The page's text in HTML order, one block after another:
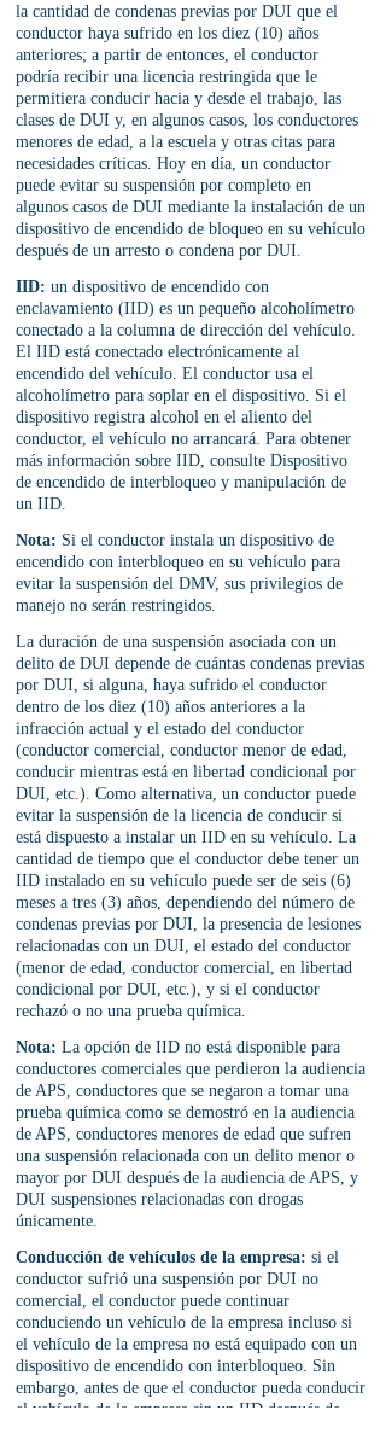
la cantidad de condenas previas por DUI que el
conductor haya sufrido en los diez (10) años
anteriores; a partir de entonces, el conductor
podría recibir una licencia restringida que le
permitiera conducir hacia y desde el trabajo, las
clases de DUI y, en algunos casos, los conductores
menores de edad, a la escuela y otras citas para
necesidades críticas. Hoy en día, un conductor
puede evitar su suspensión por completo en
algunos casos de DUI mediante la instalación de un
dispositivo de encendido de bloqueo en su vehículo
después de un arresto o condena por DUI.
IID: un dispositivo de encendido con
enclavamiento (IID) es un pequeño alcoholímetro
conectado a la columna de dirección del vehículo.
El IID está conectado electrónicamente al
encendido del vehículo. El conductor usa el
alcoholímetro para soplar en el dispositivo. Si el
dispositivo registra alcohol en el aliento del
conductor, el vehículo no arrancará. Para obtener
más información sobre IID, consulte Dispositivo
de encendido de interbloqueo y manipulación de
un IID.
Nota: Si el conductor instala un dispositivo de
encendido con interbloqueo en su vehículo para
evitar la suspensión del DMV, sus privilegios de
manejo no serán restringidos.
La duración de una suspensión asociada con un
delito de DUI depende de cuántas condenas previas
por DUI, si alguna, haya sufrido el conductor
dentro de los diez (10) años anteriores a la
infracción actual y el estado del conductor
(conductor comercial, conductor menor de edad,
conducir mientras está en libertad condicional por
DUI, etc.). Como alternativa, un conductor puede
evitar la suspensión de la licencia de conducir si
está dispuesto a instalar un IID en su vehículo. La
cantidad de tiempo que el conductor debe tener un
IID instalado en su vehículo puede ser de seis (6)
meses a tres (3) años, dependiendo del número de
condenas previas por DUI, la presencia de lesiones
relacionadas con un DUI, el estado del conductor
(menor de edad, conductor comercial, en libertad
condicional por DUI, etc.), y si el conductor
rechazó o no una prueba química.
Nota: La opción de IID no está disponible para
conductores comerciales que perdieron la audiencia
de APS, conductores que se negaron a tomar una
prueba química como se demostró en la audiencia
de APS, conductores menores de edad que sufren
una suspensión relacionada con un delito menor o
mayor por DUI después de la audiencia de APS, y
DUI suspensiones relacionadas con drogas
únicamente.
Conducción de vehículos de la empresa: si el
conductor sufrió una suspensión por DUI no
comercial, el conductor puede continuar
conduciendo un vehículo de la empresa incluso si
el vehículo de la empresa no está equipado con un
dispositivo de encendido con interbloqueo. Sin
embargo, antes de que el conductor pueda conducir
el vehículo de la empresa sin un IID después de